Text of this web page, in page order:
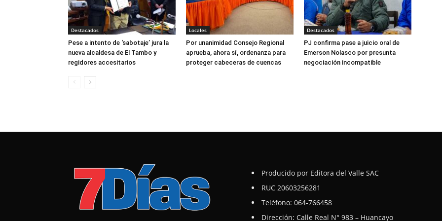
Destacados
Pese a intento de ‘sabotaje’ jura la
nueva alcaldesa de El Tambo y
regidores accesitarios
Locales
Por unanimidad Consejo Regional
aprueba, ahora sí, ordenanza para
proteger cabeceras de cuencas
Destacados
PJ confirma pase a juicio oral de
Emerson Nolasco por presunta
negociación incompatible
Producido por Editora del Valle SAC
RUC 20603256281
Teléfono: 064-766458
Dirección: Calle Real N° 983 – Huancayo